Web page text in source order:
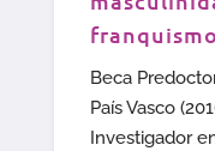
Beca
País Vasco
Investigador